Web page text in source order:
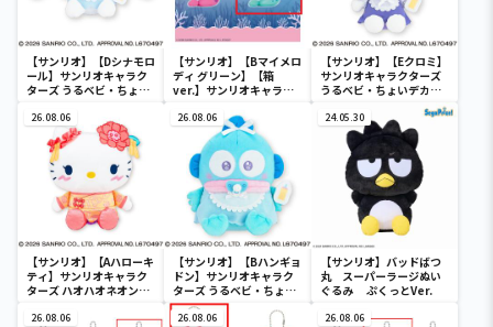
【サンリオ】【Dシナモロ
ール】サンリオキャラク
ターズ うるベビ・ちょい
【サンリオ】【Bマイメロ
ディ グリーン】【箱
ver.】サンリオキャラク
SOFVIMATES～マイメロ
ディ マーメイドver. ～
【サンリオ】【Eクロミ】
サンリオキャラクターズ
うるベビ・ちょいデカド
26.08.06
【サンリオ】【Aハローキ
ティ】サンリオキャラク
ターズ ハオハオネオンタ
26.08.06
【サンリオ】【Bハンギョ
ドン】サンリオキャラク
ターズ うるベビ・ちょい
デカドール
24.05.30
【サンリオ】バッドばつ
丸 スーパーラージぬい
ぐるみ ぷくっとVer.
26.08.06 26.08.06 26.08.06